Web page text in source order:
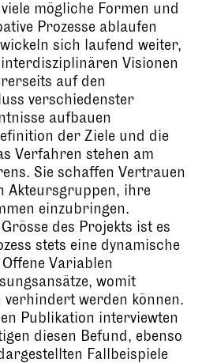
mögliche Formen und
Prozesse ablaufen
sich laufend weiter,
Visionen
auf den
verschiedenster
aufbauen
der Ziele und die
Verfahren stehen am
Sie schaffen Vertrauen
Akteursgruppen, ihre
einzubringen.
des Projekts ist es
stets eine dynamische
Variablen
womit
verhindert werden können.
Publikation interviewten
diesen Befund, ebenso
Fallbeispiele